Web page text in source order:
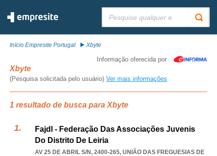
Início Empresite Portugal Xbyte
Informação oferecida por
Xbyte
(Pesquisa solicitada pelo usuário) Ver mais informações
1 resultado de busca para Xbyte
Fajdl - Federação Das Associações Juvenis
Do Distrito De Leiria
AV 25 DE ABRIL S/N, 2400-265, UNIÃO DAS FREGUESIAS DE